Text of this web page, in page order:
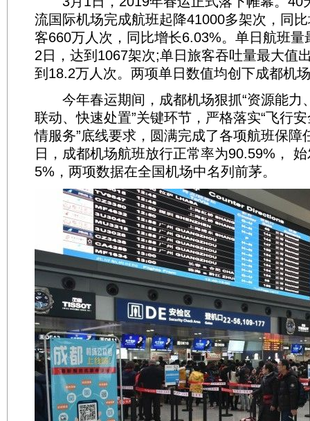
流国际机场完成航班起降41000多架次，同
客660万人次，同比增长6.03%。单日航班量
2日，达到1067架次;单日旅客吞吐量最大值
到18.2万人次。两项单日数值均创下成都机
今年春运期间，成都机场狠抓“资源能力
联动、快速处置”关键环节，严格落实“飞行
情服务”底线要求，圆满完成了各项航班保障
日，成都机场航班放行正常率为90.59%，
5%，两项数据在全国机场中名列前茅。